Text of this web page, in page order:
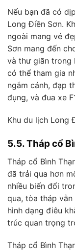
Nếu bạn đã có
Long Điền Sơn.
ngoài mang vẻ
Sơn mang đến
và thư giãn trong
có thể tham gia
ngắm cảnh, đạp
đụng, và đua xe
Khu du lịch Long
5.5. Tháp cổ
Tháp cổ Bình
đã trải qua hơn
nhiều biến đổi
qua, tòa tháp
hình dạng điêu
trúc quan trọng
Tháp cổ Bình